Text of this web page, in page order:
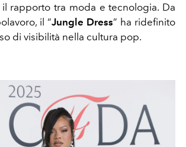
rapporto tra moda e tecnologia. Da
il “Jungle Dress” ha ridefinito
di visibilità nella cultura pop.